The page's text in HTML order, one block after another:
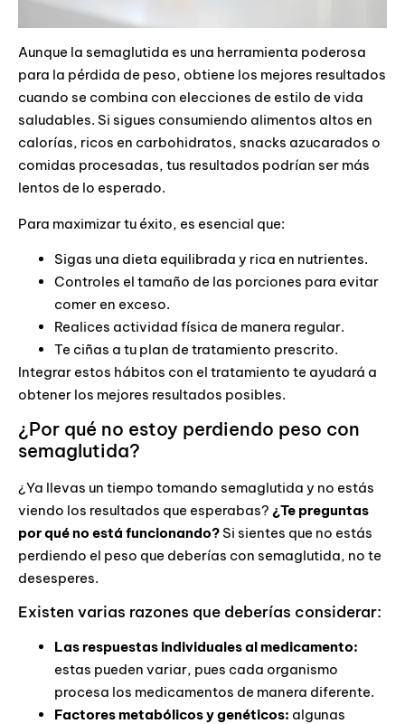
Aunque la semaglutida es una herramienta poderosa
para la pérdida de peso, obtiene los mejores resultados
cuando se combina con elecciones de estilo de vida
saludables. Si sigues consumiendo alimentos altos en
calorías, ricos en carbohidratos, snacks azucarados o
comidas procesadas, tus resultados podrían ser más
lentos de lo esperado.
Para maximizar tu éxito, es esencial que:
Sigas una dieta equilibrada y rica en nutrientes.
Controles el tamaño de las porciones para evitar
comer en exceso.
Realices actividad física de manera regular.
Te ciñas a tu plan de tratamiento prescrito.
Integrar estos hábitos con el tratamiento te ayudará a
obtener los mejores resultados posibles.
¿Por qué no estoy perdiendo peso con
semaglutida?
¿Ya llevas un tiempo tomando semaglutida y no estás
viendo los resultados que esperabas? ¿Te preguntas
por qué no está funcionando? Si sientes que no estás
perdiendo el peso que deberías con semaglutida, no te
desesperes.
Existen varias razones que deberías considerar:
Las respuestas individuales al medicamento:
estas pueden variar, pues cada organismo
procesa los medicamentos de manera diferente.
Factores metabólicos y genéticos: algunas